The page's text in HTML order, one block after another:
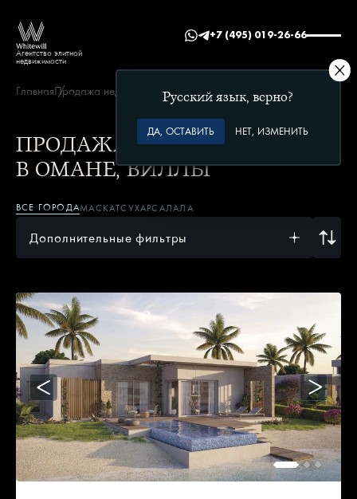
Агентство элитной
недвижимости
+7 (495) 019-26-66
ГлавнаяПродажа недвижимости в Омане
ПРОДАЖА НЕДВИЖИМОСТИ
В ОМАНЕ, ВИЛЛЫ
ВСЕ ГОРОДАМАСКАТСУХАРСАЛАЛА
Дополнительные фильтры
Русский язык, верно?
ДА, ОСТАВИТЬ НЕТ, ИЗМЕНИТЬ